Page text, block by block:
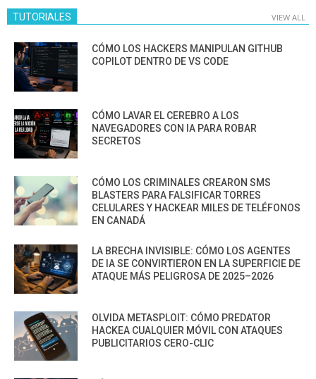
TUTORIALES VIEW ALL
CÓMO LOS HACKERS MANIPULAN GITHUB
COPILOT DENTRO DE VS CODE
CÓMO LAVAR EL CEREBRO A LOS
NAVEGADORES CON IA PARA ROBAR
SECRETOS
CÓMO LOS CRIMINALES CREARON SMS
BLASTERS PARA FALSIFICAR TORRES
CELULARES Y HACKEAR MILES DE TELÉFONOS
EN CANADÁ
LA BRECHA INVISIBLE: CÓMO LOS AGENTES
DE IA SE CONVIRTIERON EN LA SUPERFICIE DE
ATAQUE MÁS PELIGROSA DE 2025–2026
OLVIDA METASPLOIT: CÓMO PREDATOR
HACKEA CUALQUIER MÓVIL CON ATAQUES
PUBLICITARIOS CERO-CLIC